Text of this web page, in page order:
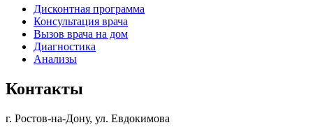
Дисконтная программа
Консультация врача
Вызов врача на дом
Диагностика
Анализы
Контакты
г. Ростов-на-Дону, ул. Евдокимова